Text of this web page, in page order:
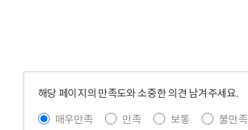
해당 페이지의 만족도와 소중한 의견 남겨주세요.
매우만족
만족 보통 불만족